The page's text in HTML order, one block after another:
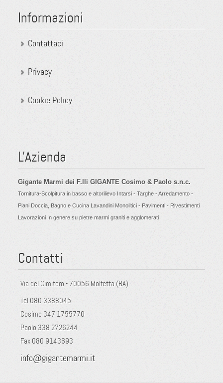
Informazioni
Contattaci
Privacy
Cookie Policy
L'Azienda
Gigante Marmi dei F.lli GIGANTE Cosimo & Paolo s.n.c.
Tornitura-Scolpitura in basso e altorilievo Intarsi - Targhe - Arredamento -
Piani Doccia, Bagno e Cucina Lavandini Monolitici - Pavimenti - Rivestimenti
Lavorazioni In genere su pietre marmi graniti e agglomerati
Contatti
Via del Cimitero - 70056 Molfetta (BA)
Tel 080 3388045
Cosimo 347 1755770
Paolo 338 2726244
Fax 080 9143693
info@gigantemarmi.it